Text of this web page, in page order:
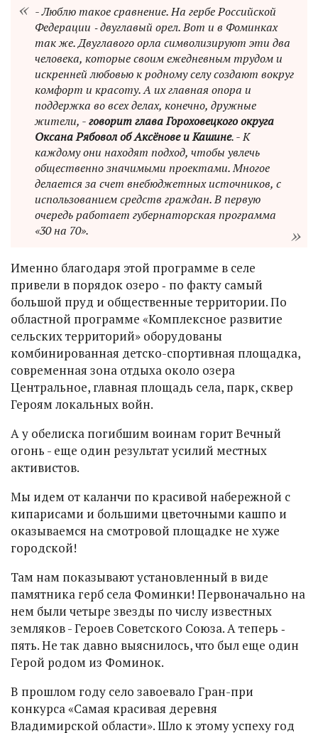
- Люблю такое сравнение. На гербе Российской
Федерации ‑ двуглавый орел. Вот и в Фоминках
так же. Двуглавого орла символизируют эти два
человека, которые своим ежедневным трудом и
искренней любовью к родному селу создают вокруг
комфорт и красоту. А их главная опора и
поддержка во всех делах, конечно, дружные
жители, -говорит глава Гороховецкого округа
Оксана Рябовол об Аксёнове и Кашине. - К
каждому они находят подход, чтобы увлечь
общественно значимыми проектами. Многое
делается за счет внебюджетных источников, с
использованием средств граждан. В первую
очередь работает губернаторская программа
«30 на 70».
Именно благодаря этой программе в селе
привели в порядок озеро ‑ по факту самый
большой пруд и общественные территории. По
областной программе «Комплексное развитие
сельских территорий» оборудованы
комбинированная детско-спортивная площадка,
современная зона отдыха около озера
Центральное, главная площадь села, парк, сквер
Героям локальных войн.
А у обелиска погибшим воинам горит Вечный
огонь - еще один результат усилий местных
активистов.
Мы идем от каланчи по красивой набережной с
кипарисами и большими цветочными кашпо и
оказываемся на смотровой площадке не хуже
городской!
Там нам показывают установленный в виде
памятника герб села Фоминки! Первоначально на
нем были четыре звезды по числу известных
земляков - Героев Советского Союза. А теперь ‑
пять. Не так давно выяснилось, что был еще один
Герой родом из Фоминок.
В прошлом году село завоевало Гран-при
конкурса «Самая красивая деревня
Владимирской области». Шло к этому успеху год